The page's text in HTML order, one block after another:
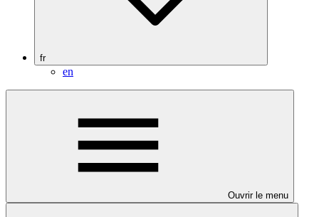
fr
en
Ouvrir le menu